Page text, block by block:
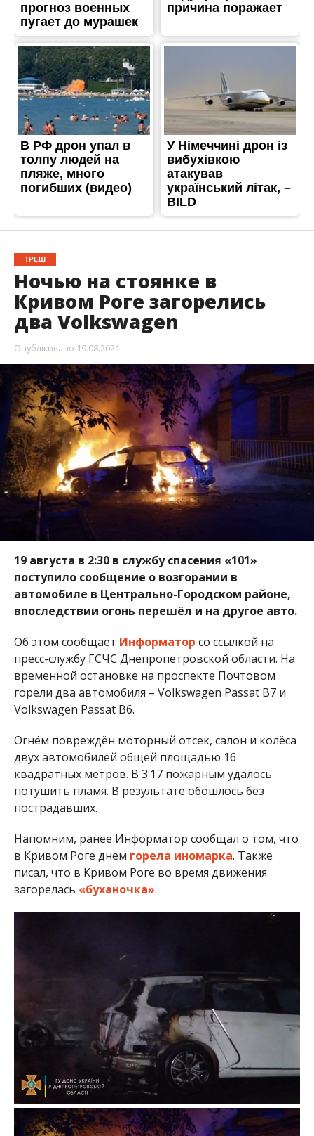
ТРЕШ
Ночью на стоянке в
Кривом Роге загорелись
два Volkswagen
Опубліковано 19.08.2021
19 августа в 2:30 в службу спасения «101»
поступило сообщение о возгорании в
автомобиле в Центрально-Городском районе,
впоследствии огонь перешёл и на другое авто.
Об этом сообщает Информатор со ссылкой на
пресс-службу ГСЧС Днепропетровской области. На
временной остановке на проспекте Почтовом
горели два автомобиля – Volkswagen Passat B7 и
Volkswagen Passat B6.
Огнём повреждён моторный отсек, салон и колёса
двух автомобилей общей площадью 16
квадратных метров. В 3:17 пожарным удалось
потушить пламя. В результате обошлось без
пострадавших.
Напомним, ранее Информатор сообщал о том, что
в Кривом Роге днем горела иномарка. Также
писал, что в Кривом Роге во время движения
загорелась «буханочка».